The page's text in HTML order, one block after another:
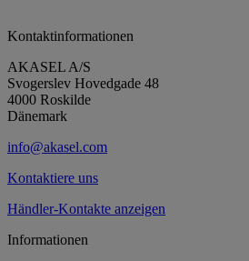
Kontaktinformationen
AKASEL A/S
Svogerslev Hovedgade 48
4000 Roskilde
Dänemark
info@akasel.com
Kontaktiere uns
Händler-Kontakte anzeigen
Informationen